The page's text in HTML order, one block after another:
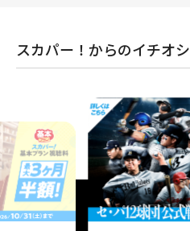
スカパー！からのイチオシ